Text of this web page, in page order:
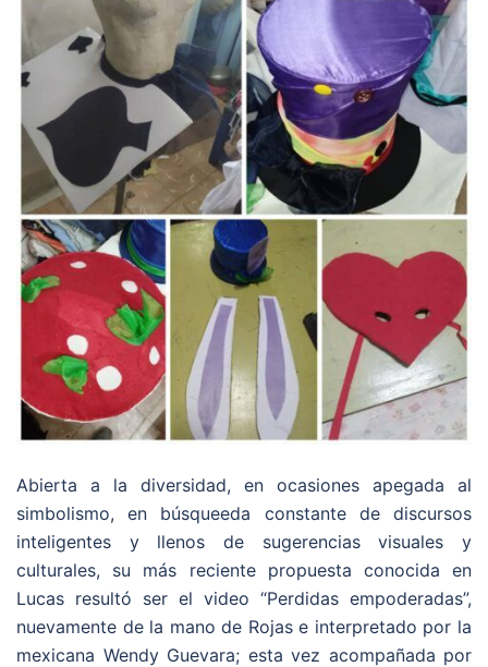
Abierta a la diversidad, en ocasiones apegada al
simbolismo, en búsqueeda constante de discursos
inteligentes y llenos de sugerencias visuales y
culturales, su más reciente propuesta conocida en
Lucas resultó ser el video “Perdidas empoderadas”,
nuevamente de la mano de Rojas e interpretado por la
mexicana Wendy Guevara; esta vez acompañada por